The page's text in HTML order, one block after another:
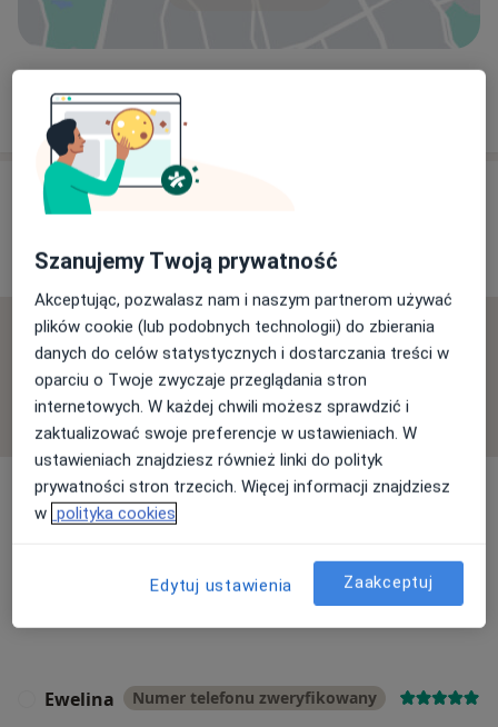
Miejskie Centrum Medyczne Podłęże
Al. Piłsudskiego 80, 43-609 Jaworzno
Opinie o specjalistach (12)
12 opinii
Sprawdzamy wszystkie opinie. Moderujemy je
zgodnie z naszymi zasadami, dowiedz się więcej o
opiniach i sposobie obliczania gwiazdek na
Dowiedz się więcejDowiedz się więcej o opiniach
Ewelina Numer telefonu zweryfikowany
Szanujemy Twoją prywatność
Akceptując, pozwalasz nam i naszym partnerom używać
plików cookie (lub podobnych technologii) do zbierania
danych do celów statystycznych i dostarczania treści w
oparciu o Twoje zwyczaje przeglądania stron
internetowych. W każdej chwili możesz sprawdzić i
zaktualizować swoje preferencje w ustawieniach. W
ustawieniach znajdziesz również linki do polityk
prywatności stron trzecich. Więcej informacji znajdziesz
w polityka cookies
Edytuj ustawienia Zaakceptuj